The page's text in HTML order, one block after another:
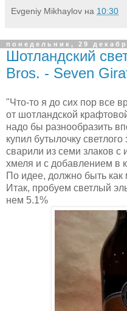
Evgeniy Mikhaylov на 10:30
понедельник, 29
Шотландский
Bros. - Seven
"Что-то я до сих пор все
от шотландской
надо бы разнообразить
купил бутылочку
сварили из семи злаков с
хмеля и с добавлением в
По идее, должно быть
Итак, пробуем светлый
нем 5.1%